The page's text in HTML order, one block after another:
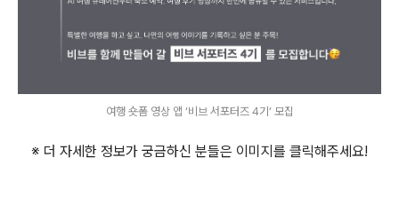
여행 숏폼 영상 앱 ‘비브 서포터즈 4기’ 모집
※ 더 자세한 정보가 궁금하신 분들은 이미지를 클릭해주세요!